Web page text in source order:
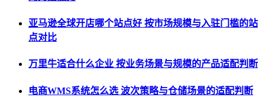
亚马逊全球开店哪个站点好 按市场规模与入驻门槛的站
点对比
万里牛适合什么企业 按业务场景与规模的产品适配判断
电商WMS系统怎么选 波次策略与仓储场景的适配判断